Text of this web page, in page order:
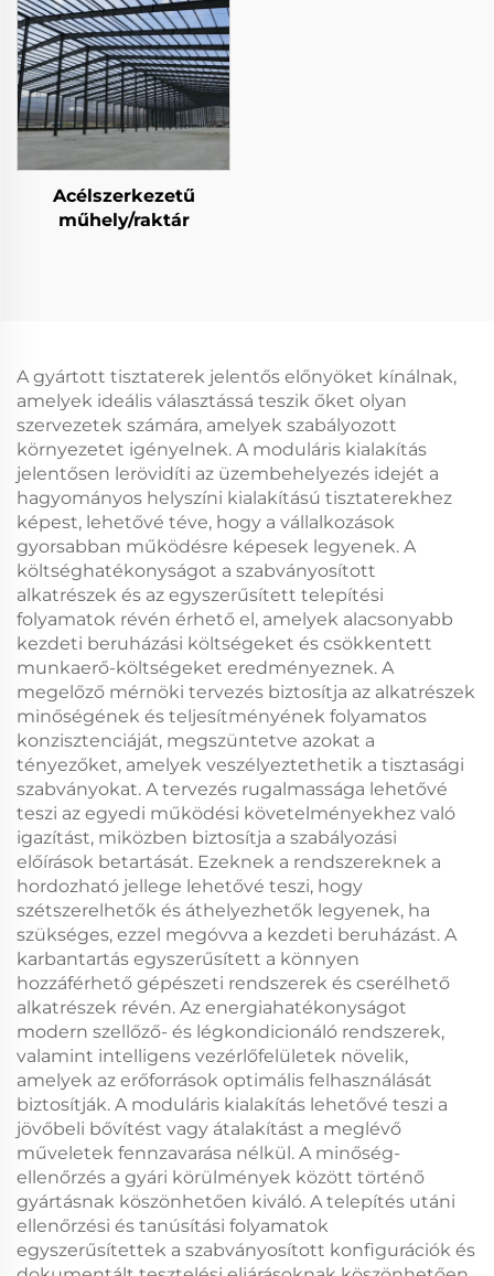
Acélszerkezetű
műhely/raktár
A gyártott tisztaterek jelentős előnyöket kínálnak,
amelyek ideális választássá teszik őket olyan
szervezetek számára, amelyek szabályozott
környezetet igényelnek. A moduláris kialakítás
jelentősen lerövidíti az üzembehelyezés idejét a
hagyományos helyszíni kialakítású tisztaterekhez
képest, lehetővé téve, hogy a vállalkozások
gyorsabban működésre képesek legyenek. A
költséghatékonyságot a szabványosított
alkatrészek és az egyszerűsített telepítési
folyamatok révén érhető el, amelyek alacsonyabb
kezdeti beruházási költségeket és csökkentett
munkaerő-költségeket eredményeznek. A
megelőző mérnöki tervezés biztosítja az alkatrészek
minőségének és teljesítményének folyamatos
konzisztenciáját, megszüntetve azokat a
tényezőket, amelyek veszélyeztethetik a tisztasági
szabványokat. A tervezés rugalmassága lehetővé
teszi az egyedi működési követelményekhez való
igazítást, miközben biztosítja a szabályozási
előírások betartását. Ezeknek a rendszereknek a
hordozható jellege lehetővé teszi, hogy
szétszerelhetők és áthelyezhetők legyenek, ha
szükséges, ezzel megóvva a kezdeti beruházást. A
karbantartás egyszerűsített a könnyen
hozzáférhető gépészeti rendszerek és cserélhető
alkatrészek révén. Az energiahatékonyságot
modern szellőző- és légkondicionáló rendszerek,
valamint intelligens vezérlőfelületek növelik,
amelyek az erőforrások optimális felhasználását
biztosítják. A moduláris kialakítás lehetővé teszi a
jövőbeli bővítést vagy átalakítást a meglévő
műveletek fennzavarása nélkül. A minőség-
ellenőrzés a gyári körülmények között történő
gyártásnak köszönhetően kiváló. A telepítés utáni
ellenőrzési és tanúsítási folyamatok
egyszerűsítettek a szabványosított konfigurációk és